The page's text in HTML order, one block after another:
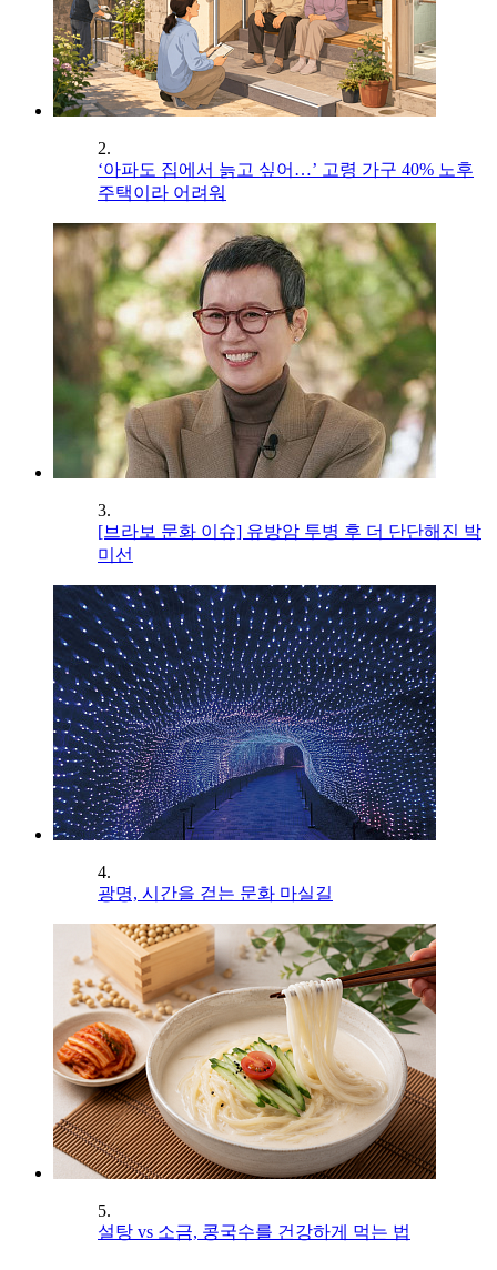
2.
‘아파도 집에서 늙고 싶어…’ 고령 가구 40% 노후
주택이라 어려워
3.
[브라보 문화 이슈] 유방암 투병 후 더 단단해진 박
미선
4.
광명, 시간을 걷는 문화 마실길
5.
설탕 vs 소금, 콩국수를 건강하게 먹는 법